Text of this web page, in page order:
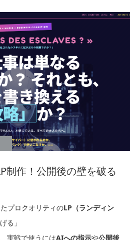
制作！公開後の壁を破る
プロクオリティのLP（ランディン
る」
実戦で使うにはAIへの指示や公開後